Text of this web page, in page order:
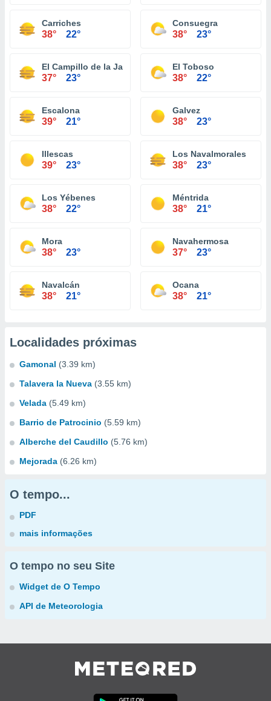
Carriches
38° 22°
Consuegra
38° 23°
El Campillo de la Jara
37° 23°
El Toboso
38° 22°
Escalona
39° 21°
Galvez
38° 23°
Illescas
39° 23°
Los Navalmorales
38° 23°
Los Yébenes
38° 22°
Méntrida
38° 21°
Mora
38° 23°
Navahermosa
37° 23°
Navalcán
38° 21°
Ocana
38° 21°
Localidades próximas
Gamonal (3.39 km)
Talavera la Nueva (3.55 km)
Velada (5.49 km)
Barrio de Patrocinio (5.59 km)
Alberche del Caudillo (5.76 km)
Mejorada (6.26 km)
O tempo...
PDF
mais informações
O tempo no seu Site
Widget de O Tempo
API de Meteorologia